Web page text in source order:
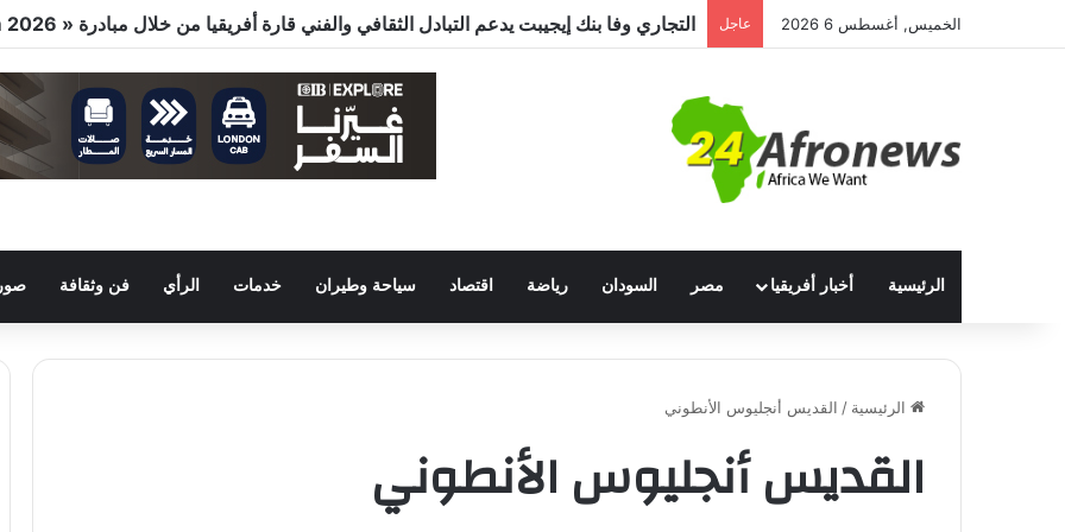
الخميس, أغسطس 6 2026 عاجل
الرئيسية أخبار أفريقيا مصر السودان رياضة اقتصاد سياحة وطيران خدمات الرأي فن وثقافة
الرئيسية / القديس أنجليوس الأنطوني
القديس أنجليوس الأنطوني